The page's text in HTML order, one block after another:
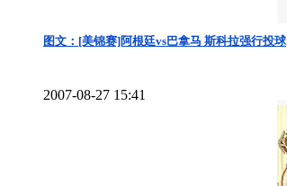
图文：[美锦赛]阿根廷vs巴拿马 斯科拉强行投球
2007-08-27 15:41